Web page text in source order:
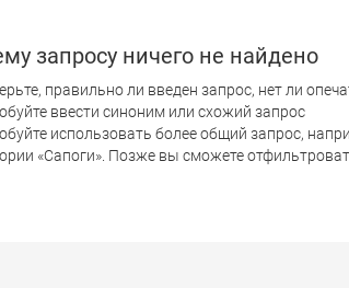
запросу ничего не найдено
правильно ли введен запрос, нет ли
ввести синоним или схожий запрос
использовать более общий запрос,
«Сапоги». Позже вы сможете